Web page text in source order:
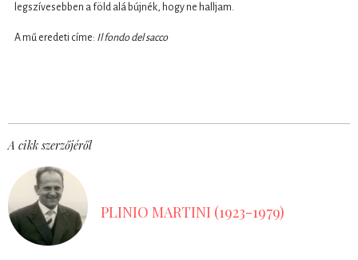
legszívesebben a föld alá bújnék, hogy ne halljam.
A mű eredeti címe: Il fondo del sacco
A cikk szerzőjéről
PLINIO MARTINI (1923-1979)